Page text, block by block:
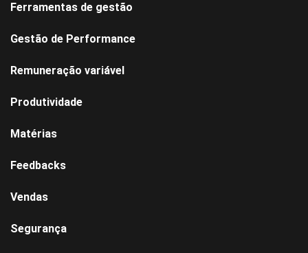
Ferramentas de gestão
Gestão de Performance
Remuneração variável
Produtividade
Matérias
Feedbacks
Vendas
Segurança